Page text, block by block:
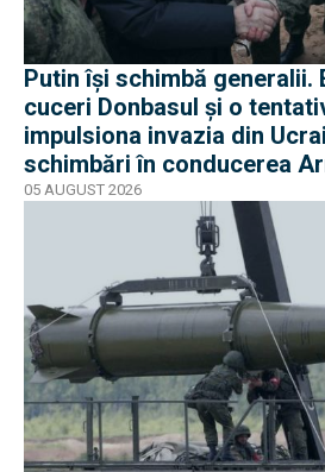
Putin își schimbă generalii.
cuceri Donbasul și o
impulsiona invazia din
schimbări în conducerea
05 AUGUST 2026